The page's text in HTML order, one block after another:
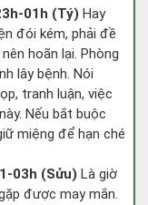
01h (Tý) Hay
đói kém, phải đề
hoãn lại. Phòng
lây bệnh. Nói
tranh luận, việc
Nếu bắt buộc
miệng để hạn ché
03h (Sửu) Là giờ
được may mắn.